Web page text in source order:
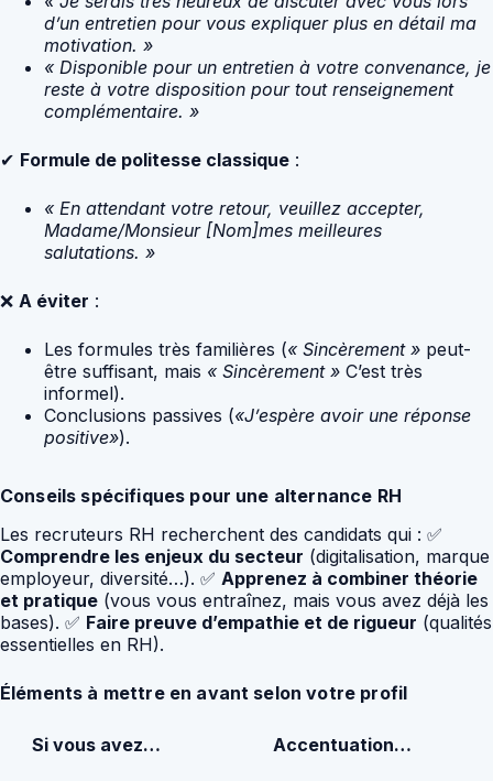
d’un entretien pour vous expliquer plus en détail ma
motivation. »
« Disponible pour un entretien à votre convenance, je
reste à votre disposition pour tout renseignement
complémentaire. »
✔ Formule de politesse classique :
« En attendant votre retour, veuillez accepter,
Madame/Monsieur [Nom]mes meilleures
salutations. »
❌ A éviter :
Les formules très familières (« Sincèrement » peut-
être suffisant, mais « Sincèrement » C’est très
informel).
Conclusions passives («J’espère avoir une réponse
positive»).
Conseils spécifiques pour une alternance RH
Les recruteurs RH recherchent des candidats qui : ✅
Comprendre les enjeux du secteur (digitalisation, marque
employeur, diversité…). ✅ Apprenez à combiner théorie
et pratique (vous vous entraînez, mais vous avez déjà les
bases). ✅ Faire preuve d’empathie et de rigueur (qualités
essentielles en RH).
Éléments à mettre en avant selon votre profil
Si vous avez… Accentuation…